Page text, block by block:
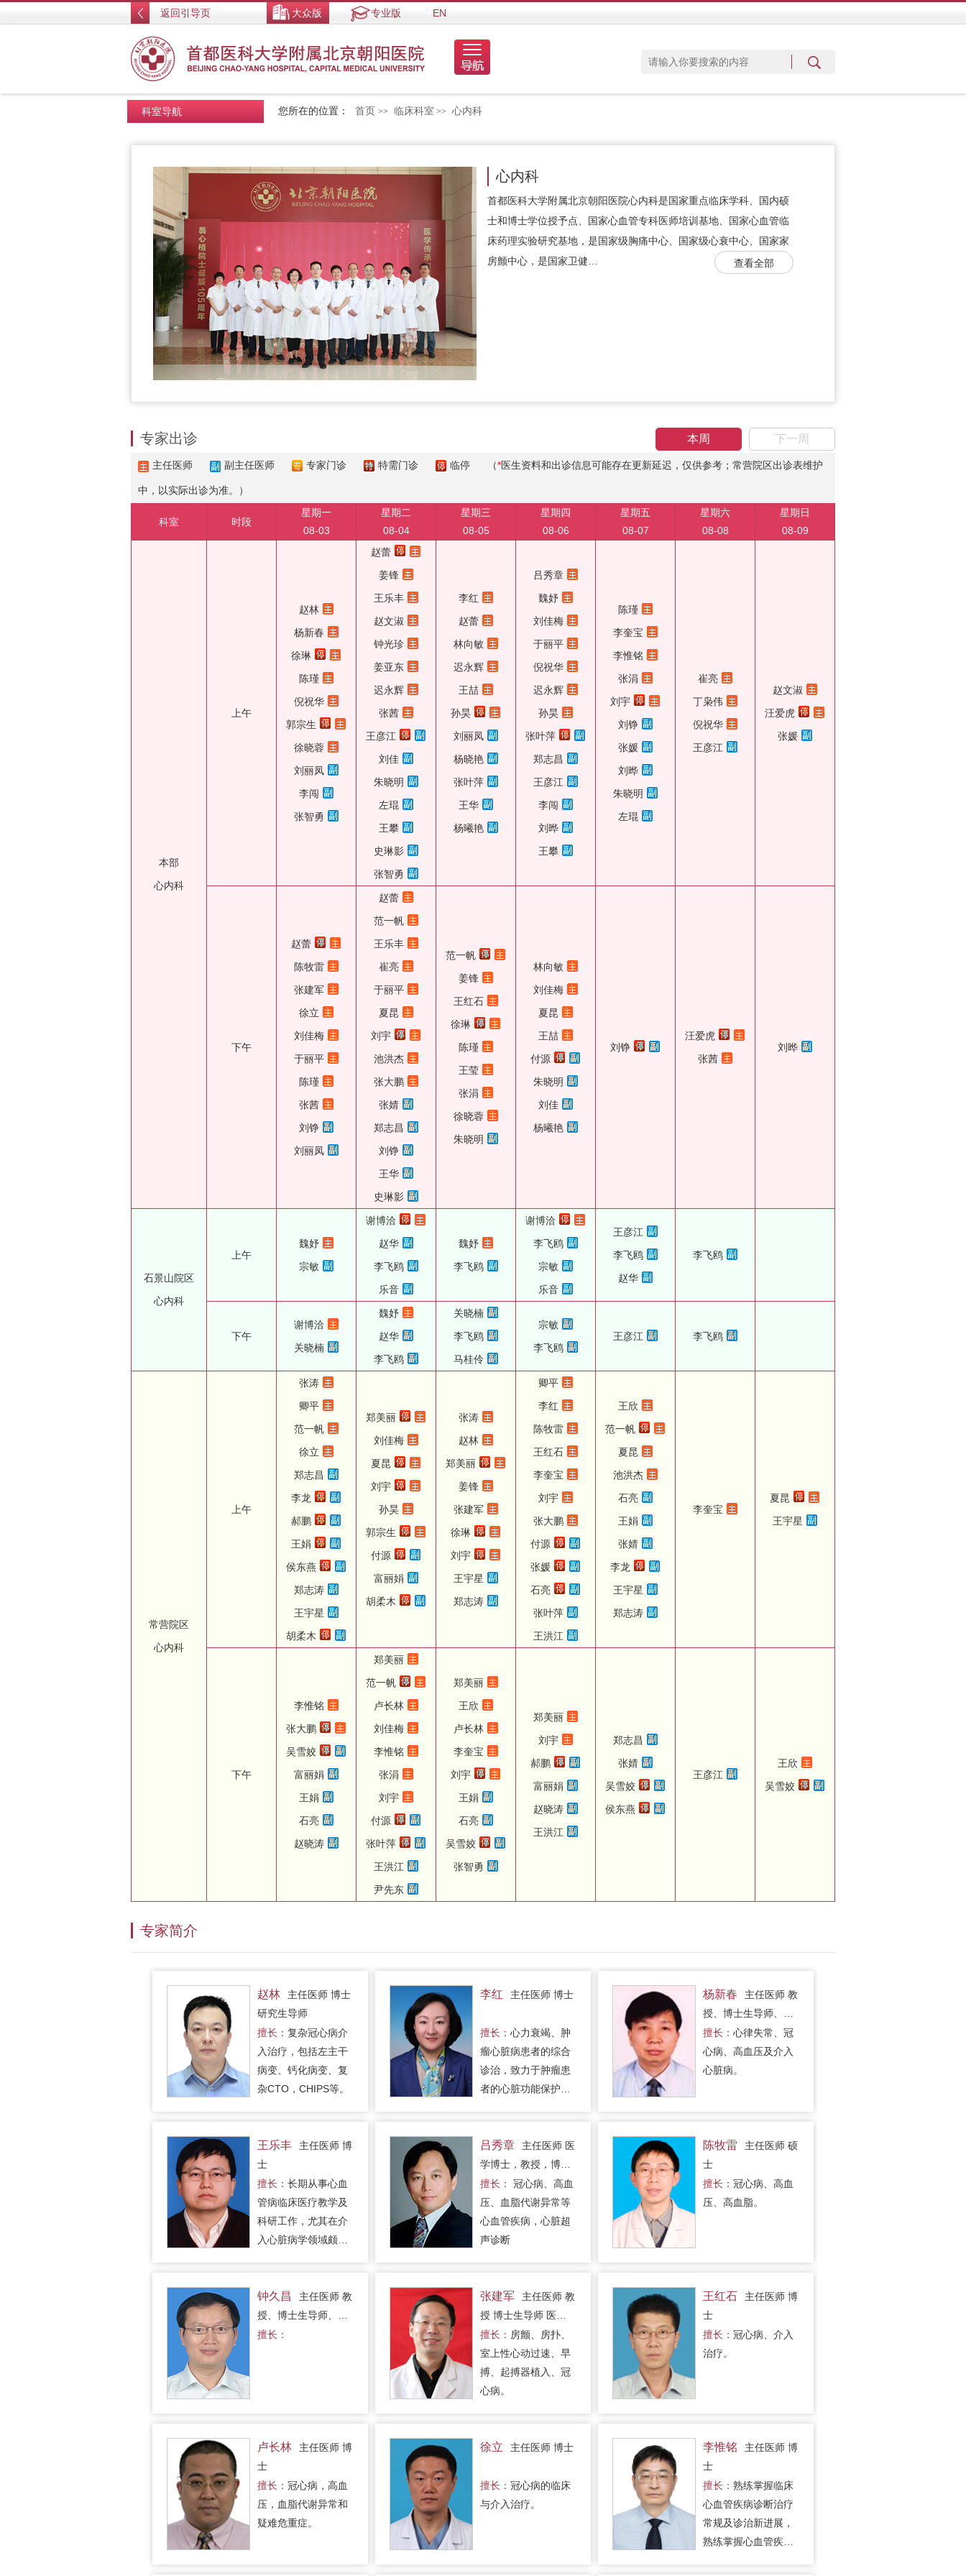
返回引导页 大众版 专业版 EN
您所在的位置： 首页 >> 临床科室 >> 心内科
科室导航
心内科
首都医科大学附属北京朝阳医院心内科是国家重点临床学科、国内硕
士和博士学位授予点、国家心血管专科医师培训基地、国家心血管临
床药理实验研究基地，是国家级胸痛中心、国家级心衰中心、国家家
房颤中心，是国家卫健…
查看全部
本周 下一周
专家出诊
主任医师 副主任医师 专家门诊 特需门诊 临停 （*医生资料和出诊信息可能存在更新延迟，仅供参考；常营院区出诊表维护
中，以实际出诊为准。）
科室 时段
星期一
08-03
星期二
08-04
星期三
08-05
星期四
08-06
星期五
08-07
星期六
08-08
星期日
08-09
本部
心内科
上午
赵林
杨新春
徐琳
陈瑾
倪祝华
郭宗生
徐晓蓉
刘丽凤
李闯
张智勇
赵蕾
姜锋
王乐丰
赵文淑
钟光珍
姜亚东
迟永辉
张茜
王彦江
刘佳
朱晓明
左琨
王攀
史琳影
张智勇
李红
赵蕾
林向敏
迟永辉
王喆
孙昊
刘丽凤
杨晓艳
张叶萍
王华
杨曦艳
吕秀章
魏妤
刘佳梅
于丽平
倪祝华
迟永辉
孙昊
张叶萍
郑志昌
王彦江
李闯
刘晔
王攀
陈瑾
李奎宝
李惟铭
张涓
刘宇
刘铮
张媛
刘晔
朱晓明
左琨
崔亮
丁枭伟
倪祝华
王彦江
赵文淑
汪爱虎
张媛
下午
赵蕾
陈牧雷
张建军
徐立
刘佳梅
于丽平
陈瑾
张茜
刘铮
刘丽凤
赵蕾
范一帆
王乐丰
崔亮
于丽平
夏昆
刘宇
池洪杰
张大鹏
张婧
郑志昌
刘铮
王华
史琳影
范一帆
姜锋
王红石
徐琳
陈瑾
王莹
张涓
徐晓蓉
朱晓明
林向敏
刘佳梅
夏昆
王喆
付源
朱晓明
刘佳
杨曦艳
刘铮
汪爱虎
张茜
刘晔
石景山院区
心内科
上午
魏妤
宗敏
谢博洽
赵华
李飞鸥
乐音
魏妤
李飞鸥
谢博洽
李飞鸥
宗敏
乐音
王彦江
李飞鸥
赵华
李飞鸥
下午
谢博洽
关晓楠
魏妤
赵华
李飞鸥
关晓楠
李飞鸥
马桂伶
宗敏
李飞鸥
王彦江 李飞鸥
常营院区
心内科
上午
张涛
卿平
范一帆
徐立
郑志昌
李龙
郝鹏
王娟
侯东燕
郑志涛
王宇星
胡柔木
郑美丽
刘佳梅
夏昆
刘宇
孙昊
郭宗生
付源
富丽娟
胡柔木
张涛
赵林
郑美丽
姜锋
张建军
徐琳
刘宇
王宇星
郑志涛
卿平
李红
陈牧雷
王红石
李奎宝
刘宇
张大鹏
付源
张媛
石亮
张叶萍
王洪江
王欣
范一帆
夏昆
池洪杰
石亮
王娟
张婧
李龙
王宇星
郑志涛
李奎宝
夏昆
王宇星
下午
李惟铭
张大鹏
吴雪姣
富丽娟
王娟
石亮
赵晓涛
郑美丽
范一帆
卢长林
刘佳梅
李惟铭
张涓
刘宇
付源
张叶萍
王洪江
尹先东
郑美丽
王欣
卢长林
李奎宝
刘宇
王娟
石亮
吴雪姣
张智勇
郑美丽
刘宇
郝鹏
富丽娟
赵晓涛
王洪江
郑志昌
张婧
吴雪姣
侯东燕
王彦江
王欣
吴雪姣
专家简介
赵林
主任医师 博士
研究生导师
擅长： 复杂冠心病介
入治疗，包括左主干
病变、钙化病变、复
杂CTO，CHIPS等。
李红 主任医师 博士
擅长： 心力衰竭、肿
瘤心脏病患者的综合
诊治，致力于肿瘤患
者的心脏功能保护研
脂血症等常见疾病诊
疗
杨新春
主任医师 教
授、博士生导师、医
学博士
擅长： 心律失常、冠
心病、高血压及介入
心脏病。
王乐丰
主任医师 博
士
擅长： 长期从事心血
管病临床医疗教学及
科研工作，尤其在介
入心脏病学领域颇有
吕秀章
主任医师 医
学博士，教授，博士
生导师
擅长：
冠心病、高血
压、血脂代谢异常等
心血管疾病，心脏超
声诊断
陈牧雷
主任医师 硕
士
擅长： 冠心病、高血
压、高血脂。
钟久昌
主任医师 教
授、博士生导师、博
士后合作导师
擅长：
张建军
主任医师 教
授 博士生导师 医学
博士
擅长： 房颤、房扑、
室上性心动过速、早
搏、起搏器植入、冠
心病。
王红石
主任医师 博
士
擅长： 冠心病、介入
治疗。
卢长林
主任医师 博
士
擅长： 冠心病，高血
压，血脂代谢异常和
疑难危重症。
徐立 主任医师 博士
擅长： 冠心病的临床
与介入治疗。
李惟铭
主任医师 博
士
擅长： 熟练掌握临床
心血管疾病诊断治疗
常规及诊治新进展，
熟练掌握心血管疾病